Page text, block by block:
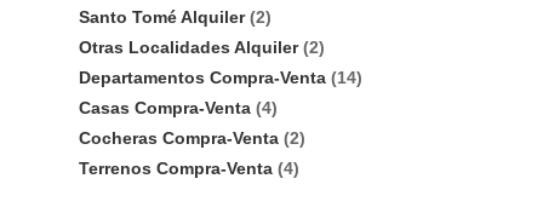
Santo Tomé Alquiler(2)
Otras Localidades Alquiler(2)
Departamentos Compra-Venta (14)
Casas Compra-Venta (4)
Cocheras Compra-Venta (2)
Terrenos Compra-Venta (4)